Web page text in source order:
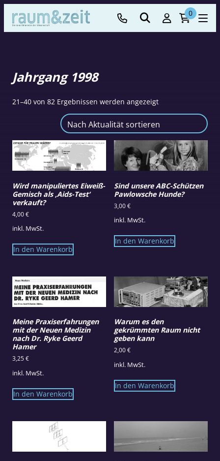
0
Jahrgang 1998
21–40 von 82 Ergebnissen werden angezeigtNach
Wird manipuliertes Eiweiß-
Gemisch als ‚Aids-Test‘
verkauft?
4,00€
inkl. MwSt.
In den Warenkorb
Sind unsere ABC-Schützen
Pawlowsche Hunde?
3,00€
inkl. MwSt.
In den Warenkorb
Meine Praxiserfahrungen
mit der Neuen Medizin
nach Dr. Ryke Geerd
Hamer
3,25€
inkl. MwSt.
In den Warenkorb
Warum es den
gekrümmten Raum nicht
geben kann
2,00€
inkl. MwSt.
In den Warenkorb